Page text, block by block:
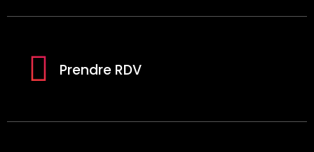
Prendre RDV